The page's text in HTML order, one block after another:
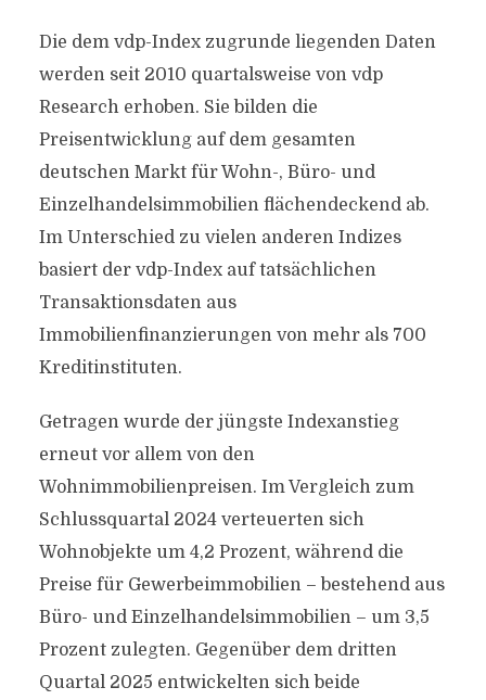
Die dem vdp-Index zugrunde liegenden Daten
werden seit 2010 quartalsweise von vdp
Research erhoben. Sie bilden die
Preisentwicklung auf dem gesamten
deutschen Markt für Wohn-, Büro- und
Einzelhandelsimmobilien flächendeckend ab.
Im Unterschied zu vielen anderen Indizes
basiert der vdp-Index auf tatsächlichen
Transaktionsdaten aus
Immobilienfinanzierungen von mehr als 700
Kreditinstituten.
Getragen wurde der jüngste Indexanstieg
erneut vor allem von den
Wohnimmobilienpreisen. Im Vergleich zum
Schlussquartal 2024 verteuerten sich
Wohnobjekte um 4,2 Prozent, während die
Preise für Gewerbeimmobilien – bestehend aus
Büro- und Einzelhandelsimmobilien – um 3,5
Prozent zulegten. Gegenüber dem dritten
Quartal 2025 entwickelten sich beide